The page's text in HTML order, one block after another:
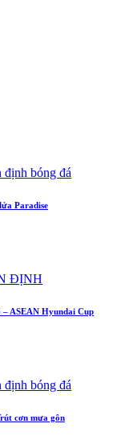
định bóng đá
Paradise
ĐỊNH
– ASEAN Hyundai Cup
định bóng đá
cơn mưa gôn